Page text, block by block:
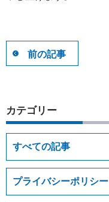
前の記事
カテゴリー
すべての記事
プライバシーポリシー